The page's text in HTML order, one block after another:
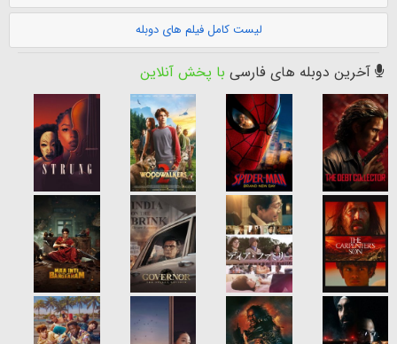
لیست کامل فیلم های دوبله
آخرین دوبله های فارسی با پخش آنلاین